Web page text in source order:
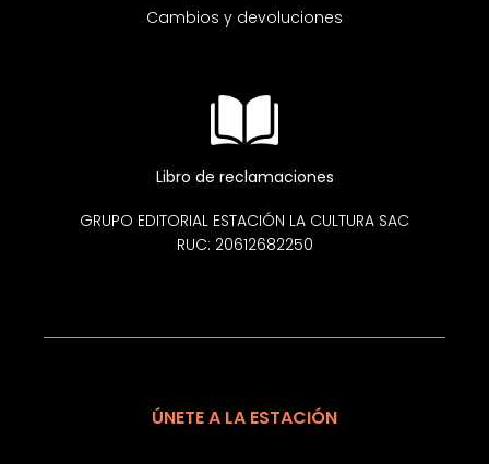
Cambios y devoluciones
Libro de reclamaciones
GRUPO EDITORIAL ESTACIÓN LA CULTURA SAC
RUC: 20612682250
ÚNETE A LA ESTACIÓN